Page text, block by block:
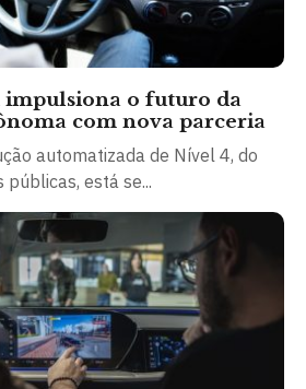
o futuro da
com nova parceria
automatizada de Nível 4, do
está se...